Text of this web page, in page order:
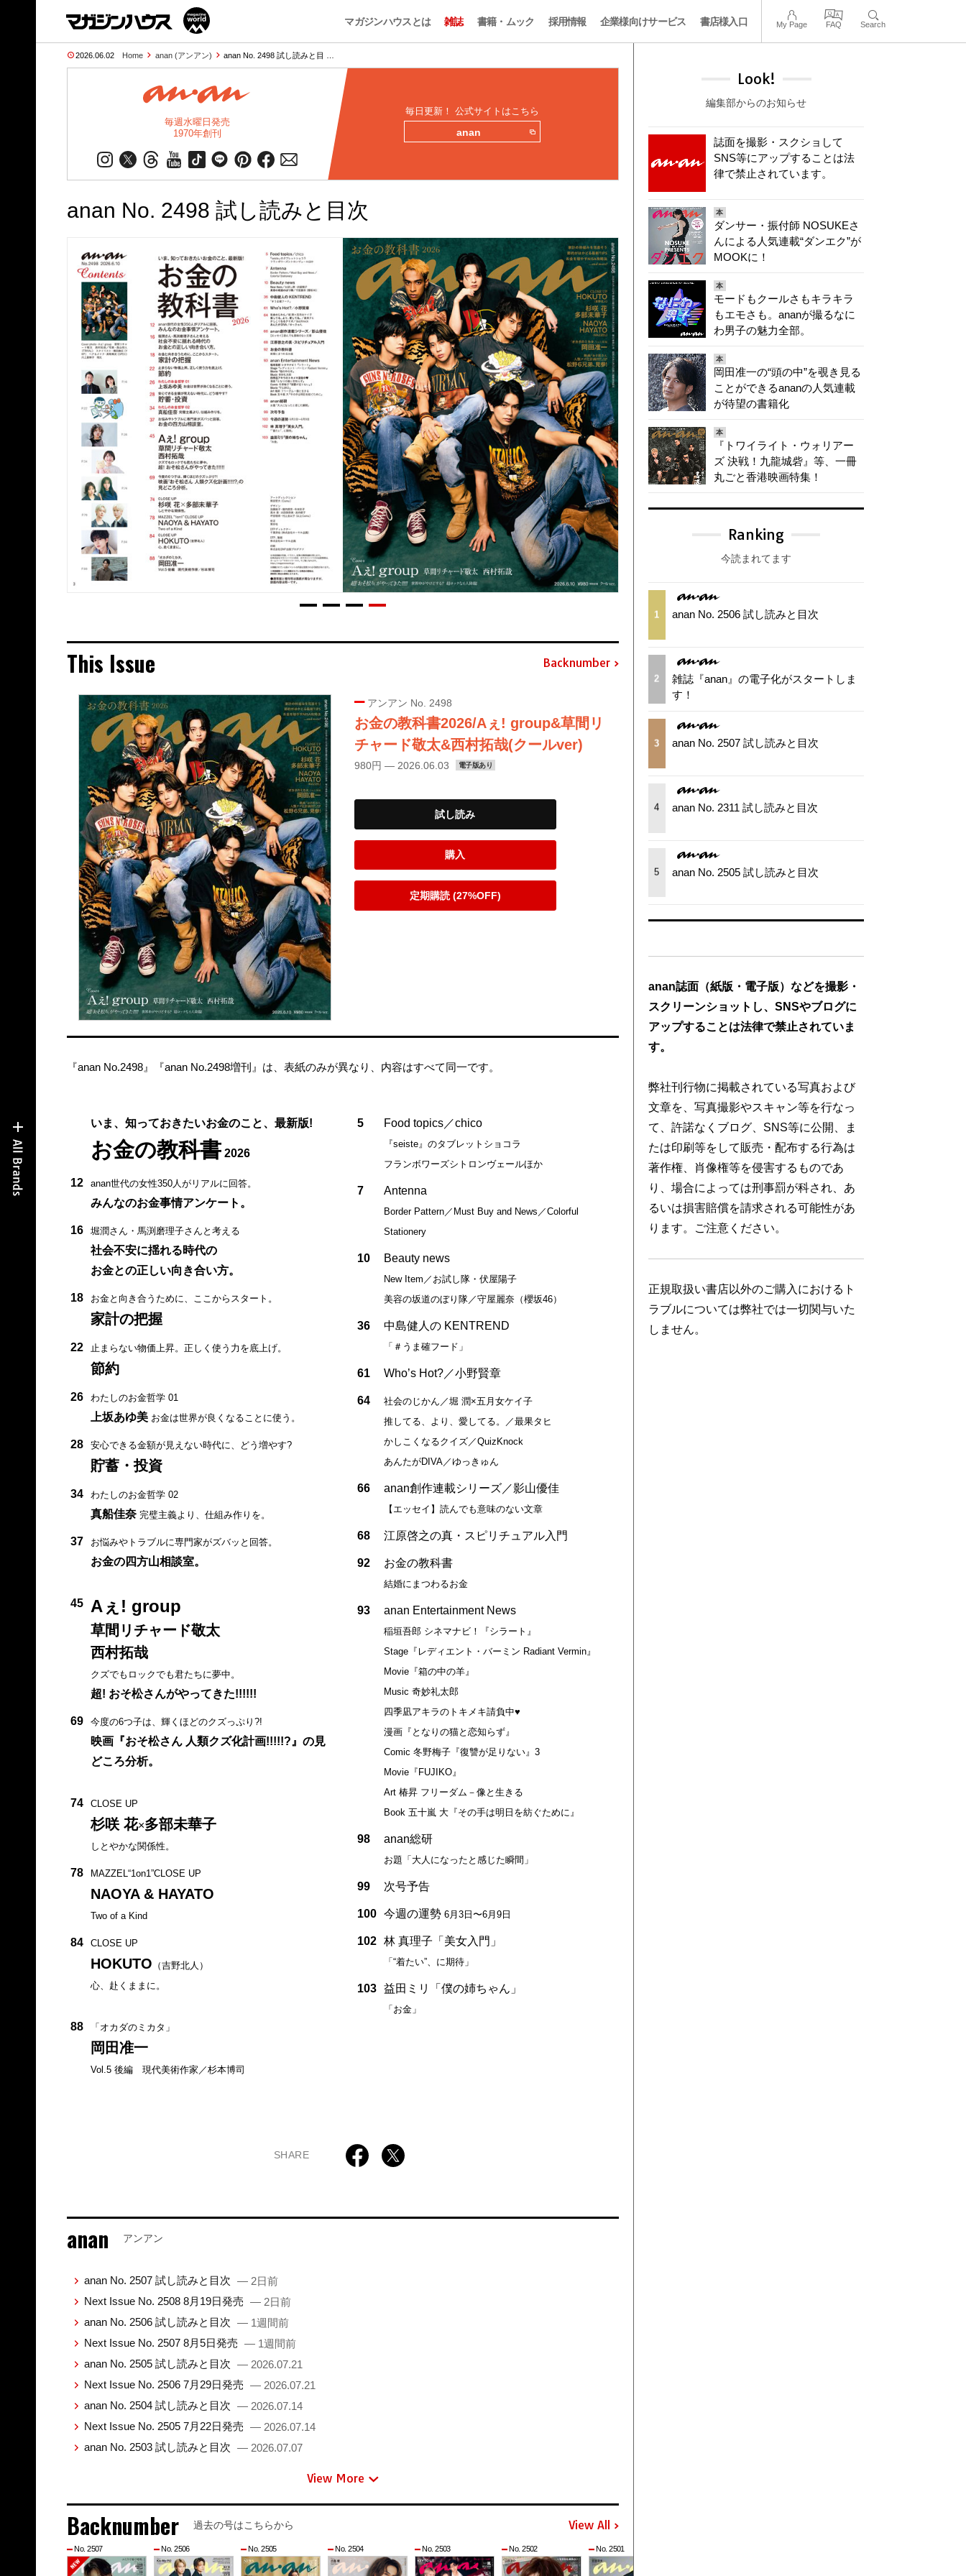
マガジンハウスとは 雑誌 書籍・ムック 採用情報 企業様向けサービス 書店様入口 My Page FAQ Search
2026.06.02 Home anan (アンアン) anan No. 2498 試し読みと目 …
毎週水曜日発売
1970年創刊
毎日更新！ 公式サイトはこちら
anan
anan No. 2498 試し読みと目次
This Issue Backnumber
アンアン No. 2498
お金の教科書2026/Aぇ! group&草間リ
チャード敬太&西村拓哉(クールver)
980円 — 2026.06.03 電子版あり
試し読み
購入
定期購読 (27%OFF)
『anan No.2498』『anan No.2498増刊』は、表紙のみが異なり、内容はすべて同一です。
いま、知っておきたいお金のこと、最新版!
お金の教科書2026
12 anan世代の女性350人がリアルに回答。
みんなのお金事情アンケート。
16 堀潤さん・馬渕磨理子さんと考える
社会不安に揺れる時代の
お金との正しい向き合い方。
18 お金と向き合うために、ここからスタート。
家計の把握
22 止まらない物価上昇。正しく使う力を底上げ。
節約
26 わたしのお金哲学 01
上坂あゆ美 お金は世界が良くなることに使う。
28 安心できる金額が見えない時代に、どう増やす?
貯蓄・投資
34 わたしのお金哲学 02
真船佳奈 完璧主義より、仕組み作りを。
37 お悩みやトラブルに専門家がズバッと回答。
お金の四方山相談室。
45 Aぇ! group
草間リチャード敬太
西村拓哉
クズでもロックでも君たちに夢中。
超! おそ松さんがやってきた!!!!!!
69 今度の6つ子は、輝くほどのクズっぷり?!
映画『おそ松さん 人類クズ化計画!!!!!?』の見
どころ分析。
74 CLOSE UP
杉咲 花×多部未華子
しとやかな関係性。
78 MAZZEL“1on1”CLOSE UP
NAOYA & HAYATO
Two of a Kind
84 CLOSE UP
HOKUTO （吉野北人）
心、赴くままに。
88 「オカダのミカタ」
岡田准一
Vol.5 後編 現代美術作家／杉本博司
5 Food topics／chico
『seiste』のタブレットショコラ
フランボワーズシトロンヴェールほか
7 Antenna
Border Pattern／Must Buy and News／Colorful
Stationery
10 Beauty news
New Item／お試し隊・伏屋陽子
美容の坂道のぼり隊／守屋麗奈（櫻坂46）
36 中島健人の KENTREND
「＃うま確フード」
61 Who’s Hot?／小野賢章
64
社会のじかん／堀 潤×五月女ケイ子
推してる、より、愛してる。／最果タヒ
かしこくなるクイズ／QuizKnock
あんたがDIVA／ゆっきゅん
66 anan創作連載シリーズ／影山優佳
【エッセイ】読んでも意味のない文章
68 江原啓之の真・スピリチュアル入門
92 お金の教科書
結婚にまつわるお金
93 anan Entertainment News
稲垣吾郎 シネマナビ！『シラート』
Stage『レディエント・バーミン Radiant Vermin』
Movie『箱の中の羊』
Music 奇妙礼太郎
四季凪アキラのトキメキ請負中♥
漫画『となりの猫と恋知らず』
Comic 冬野梅子『復讐が足りない』3
Movie『FUJIKO』
Art 椿昇 フリーダム－像と生きる
Book 五十嵐 大『その手は明日を紡ぐために』
98 anan総研
お題「大人になったと感じた瞬間」
99 次号予告
100 今週の運勢 6月3日〜6月9日
102 林 真理子「美女入門」
「“着たい”、に期待」
103 益田ミリ「僕の姉ちゃん」
「お金」
SHARE
anan アンアン
anan No. 2507 試し読みと目次 — 2日前
Next Issue No. 2508 8月19日発売 — 2日前
anan No. 2506 試し読みと目次 — 1週間前
Next Issue No. 2507 8月5日発売 — 1週間前
anan No. 2505 試し読みと目次 — 2026.07.21
Next Issue No. 2506 7月29日発売 — 2026.07.21
anan No. 2504 試し読みと目次 — 2026.07.14
Next Issue No. 2505 7月22日発売 — 2026.07.14
anan No. 2503 試し読みと目次 — 2026.07.07
View More
Backnumber 過去の号はこちらから View All
No. 2507 No. 2506 No. 2505 No. 2504 No. 2503 No. 2502 No. 2501
Look!
編集部からのお知らせ
誌面を撮影・スクショして
SNS等にアップすることは法
律で禁止されています。
本
ダンサー・振付師 NOSUKEさ
んによる人気連載“ダンエク”が
MOOKに！
本
モードもクールさもキラキラ
もエモさも。ananが撮るなに
わ男子の魅力全部。
本
岡田准一の“頭の中”を覗き見る
ことができるananの人気連載
が待望の書籍化
本
『トワイライト・ウォリアー
ズ 決戦！九龍城砦』等、一冊
丸ごと香港映画特集！
Ranking
今読まれてます
1 anan No. 2506 試し読みと目次
2
雑誌『anan』の電子化がスタートしま
す！
3 anan No. 2507 試し読みと目次
4 anan No. 2311 試し読みと目次
5 anan No. 2505 試し読みと目次
anan誌面（紙版・電子版）などを撮影・
スクリーンショットし、SNSやブログに
アップすることは法律で禁止されていま
す。
弊社刊行物に掲載されている写真および
文章を、写真撮影やスキャン等を行なっ
て、許諾なくブログ、SNS等に公開、ま
たは印刷等をして販売・配布する行為は
著作権、肖像権等を侵害するものであ
り、場合によっては刑事罰が科され、あ
るいは損害賠償を請求される可能性があ
ります。ご注意ください。
正規取扱い書店以外のご購入におけるト
ラブルについては弊社では一切関与いた
しません。